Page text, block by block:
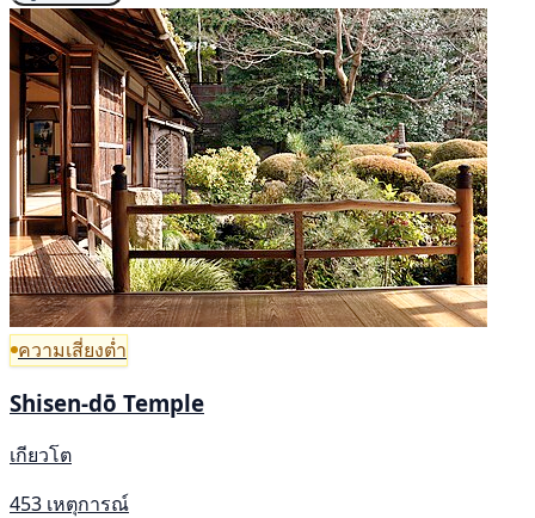
ความเสี่ยงต่ำ
Shisen-dō Temple
เกียวโต
453 เหตุการณ์